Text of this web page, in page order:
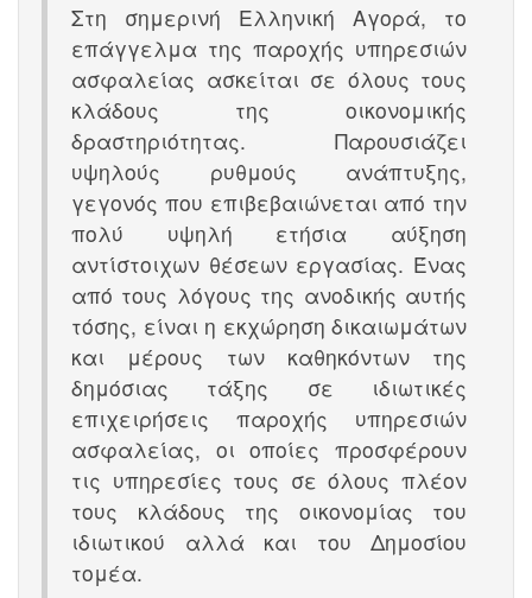
Στη σημερινή Ελληνική Αγορά, το
επάγγελμα της παροχής υπηρεσιών
ασφαλείας ασκείται σε όλους τους
κλάδους της οικονομικής
δραστηριότητας. Παρουσιάζει
υψηλούς ρυθμούς ανάπτυξης,
γεγονός που επιβεβαιώνεται από την
πολύ υψηλή ετήσια αύξηση
αντίστοιχων θέσεων εργασίας. Ένας
από τους λόγους της ανοδικής αυτής
τόσης, είναι η εκχώρηση δικαιωμάτων
και μέρους των καθηκόντων της
δημόσιας τάξης σε ιδιωτικές
επιχειρήσεις παροχής υπηρεσιών
ασφαλείας, οι οποίες προσφέρουν
τις υπηρεσίες τους σε όλους πλέον
τους κλάδους της οικονομίας του
ιδιωτικού αλλά και του Δημοσίου
τομέα.